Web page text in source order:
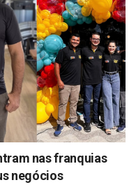
nas franquias
negócios